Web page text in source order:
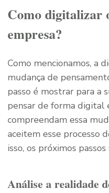
Como digitalizar
empresa?
Como mencionamos, a
mudança de
passo é mostrar para a
pensar de forma digital
compreendam essa
aceitem esse processo
isso, os próximos
Análise a realidade